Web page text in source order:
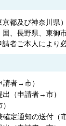
都及び神奈川県
、長野県、東御
者ご本人により
者→市）
出（申請者→市）
定通知の送付（